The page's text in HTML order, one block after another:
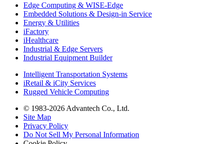
Edge Computing & WISE-Edge
Embedded Solutions & Design-in Service
Energy & Utilities
iFactory
iHealthcare
Industrial & Edge Servers
Industrial Equipment Builder
Intelligent Transportation Systems
iRetail & iCity Services
Rugged Vehicle Computing
© 1983-2026 Advantech Co., Ltd.
Site Map
Privacy Policy
Do Not Sell My Personal Information